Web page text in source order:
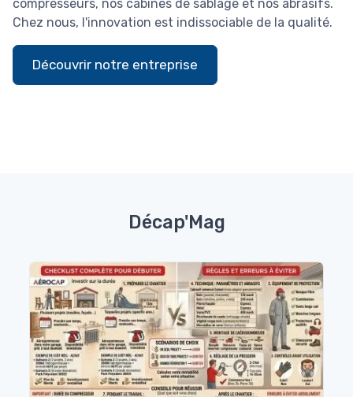
Chez nous, l'innovation est indissociable de la qualité.
Décap'Mag